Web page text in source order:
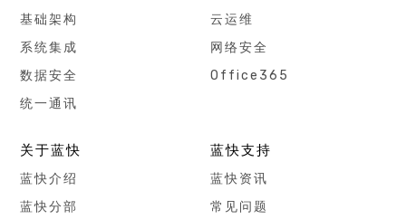
基础架构
系统集成
数据安全
统一通讯
云运维
网络安全
Office365
关于蓝快
蓝快介绍
蓝快分部
蓝快支持
蓝快资讯
常见问题